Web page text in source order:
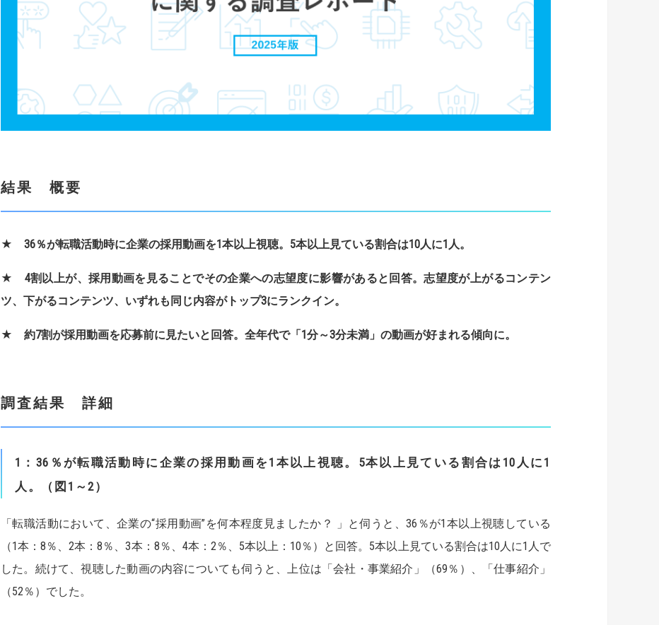
結果 概要
★ 36％が転職活動時に企業の採用動画を1本以上視聴。 5本以上見ている割合は10人に1 人。
★ 4割以上が、採用動画を見ることでその企業への志望度に影響があると回答。志望度が上がるコンテン
ツ、下がるコンテンツ、いずれも同じ内容がトップ3にランクイン。
★ 約7割が採用動画を応募前に見たいと回答。全年代で「1分～3分未満」の動画が好まれる傾向に。
調査結果 詳細
1 ：36％が転職活動時に企業の採用動画を1本以上視聴。5本以上見ている割合は10人に1
人 。（図1～2）
「転職活動において、企業の“採用動画”を何本程度見ましたか？ 」と伺うと、36％が1本以上視聴している
（1本：8％、2本：8％、3本：8％、4本：2％、5本以上：10％）と回答。5本以上見ている割合は10人に1人で
した。続けて、視聴した動画の内容についても伺うと、上位は「会社・事業紹介」（69％）、「仕事紹介」
（52％）でした。